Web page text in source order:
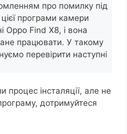
про помилку під
програми камери
Oppo Find X8, і вона
працювати. У такому
перевірити наступні
інсталяції, але не
дотримуйтеся